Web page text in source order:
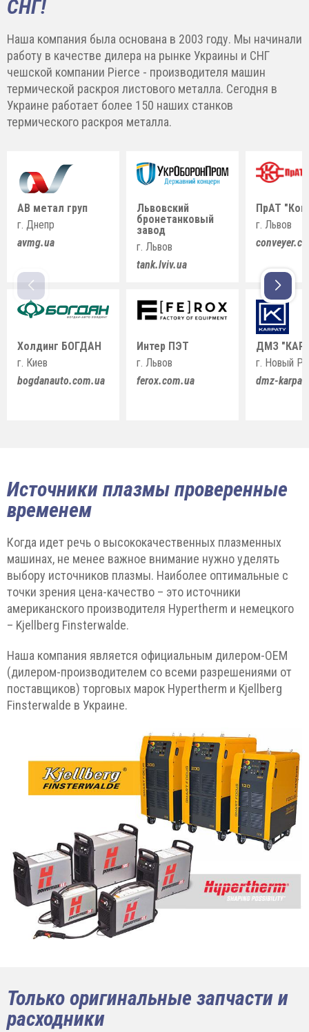
СНГ!
Наша компания была основана в 2003 году. Мы начинали
работу в качестве дилера на рынке Украины и СНГ
чешской компании Pierce - производителя машин
термической раскроя листового металла. Сегодня в
Украине работает более 150 наших станков
термического раскроя металла.
АВ метал груп
г. Днепр
avmg.ua
Холдинг БОГДАН
г. Киев
bogdanauto.com.ua
Львовский
бронетанковый
завод
г. Львов
tank.lviv.ua
Интер ПЭТ
г. Львов
ferox.com.ua
ПрАТ
г. Львов
ДМЗ
г. Новый
dmz-
Источники плазмы проверенные
временем
Когда идет речь о высококачественных плазменных
машинах, не менее важное внимание нужно уделять
выбору источников плазмы. Наиболее оптимальные с
точки зрения цена-качество – это источники
американского производителя Hypertherm и немецкого
– Kjellberg Finsterwalde.
Наша компания является официальным дилером-ОЕМ
(дилером-производителем со всеми разрешениями от
поставщиков) торговых марок Hypertherm и Kjellberg
Finsterwalde в Украине.
Только оригинальные запчасти и
расходники